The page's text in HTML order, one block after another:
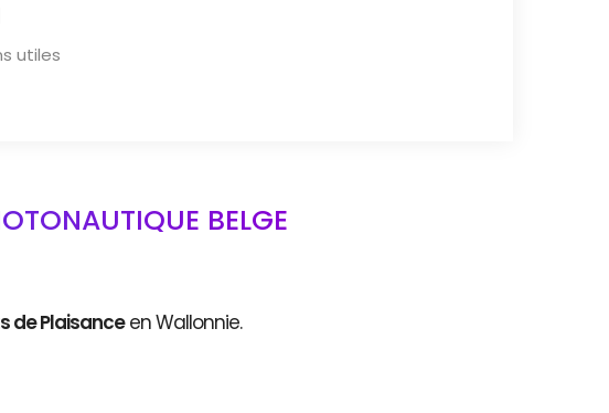
utiles
BELGE
de Plaisanceen Wallonnie.